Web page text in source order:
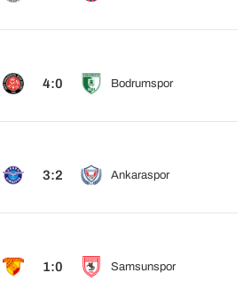
4:0 Bodrumspor
3:2 Ankaraspor
1:0 Samsunspor